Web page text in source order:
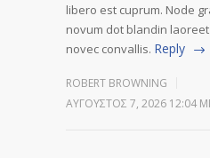
libero est cuprum. Node
novum dot blandin
novec convallis. Reply
ROBERT BROWNING
ΑΎΓΟΥΣΤΟΣ 7, 2026 12:04